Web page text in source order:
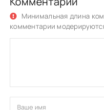
Минимальная длина
комментарии